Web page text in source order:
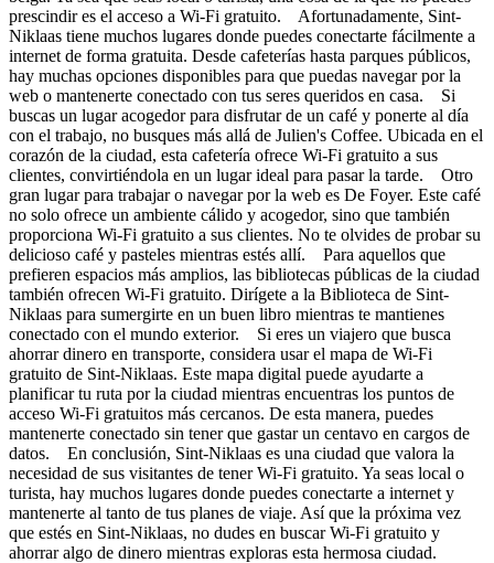
prescindir es el acceso a Wi-Fi gratuito. Afortunadamente, Sint-
Niklaas tiene muchos lugares donde puedes conectarte fácilmente a
internet de forma gratuita. Desde cafeterías hasta parques públicos,
hay muchas opciones disponibles para que puedas navegar por la
web o mantenerte conectado con tus seres queridos en casa. Si
buscas un lugar acogedor para disfrutar de un café y ponerte al día
con el trabajo, no busques más allá de Julien's Coffee. Ubicada en el
corazón de la ciudad, esta cafetería ofrece Wi-Fi gratuito a sus
clientes, convirtiéndola en un lugar ideal para pasar la tarde. Otro
gran lugar para trabajar o navegar por la web es De Foyer. Este café
no solo ofrece un ambiente cálido y acogedor, sino que también
proporciona Wi-Fi gratuito a sus clientes. No te olvides de probar su
delicioso café y pasteles mientras estés allí. Para aquellos que
prefieren espacios más amplios, las bibliotecas públicas de la ciudad
también ofrecen Wi-Fi gratuito. Dirígete a la Biblioteca de Sint-
Niklaas para sumergirte en un buen libro mientras te mantienes
conectado con el mundo exterior. Si eres un viajero que busca
ahorrar dinero en transporte, considera usar el mapa de Wi-Fi
gratuito de Sint-Niklaas. Este mapa digital puede ayudarte a
planificar tu ruta por la ciudad mientras encuentras los puntos de
acceso Wi-Fi gratuitos más cercanos. De esta manera, puedes
mantenerte conectado sin tener que gastar un centavo en cargos de
datos. En conclusión, Sint-Niklaas es una ciudad que valora la
necesidad de sus visitantes de tener Wi-Fi gratuito. Ya seas local o
turista, hay muchos lugares donde puedes conectarte a internet y
mantenerte al tanto de tus planes de viaje. Así que la próxima vez
que estés en Sint-Niklaas, no dudes en buscar Wi-Fi gratuito y
ahorrar algo de dinero mientras exploras esta hermosa ciudad.